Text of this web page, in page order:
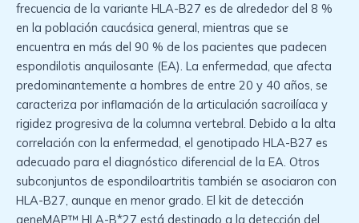
frecuencia de la variante HLA-B27 es de alrededor del 8 %
en la población caucásica general, mientras que se
encuentra en más del 90 % de los pacientes que padecen
espondilotis anquilosante (EA). La enfermedad, que afecta
predominantemente a hombres de entre 20 y 40 años, se
caracteriza por inflamación de la articulación sacroilíaca y
rigidez progresiva de la columna vertebral. Debido a la alta
correlación con la enfermedad, el genotipado HLA-B27 es
adecuado para el diagnóstico diferencial de la EA. Otros
subconjuntos de espondiloartritis también se asociaron con
HLA-B27, aunque en menor grado. El kit de detección
geneMAP™ HLA-B*27 está destinado a la detección del